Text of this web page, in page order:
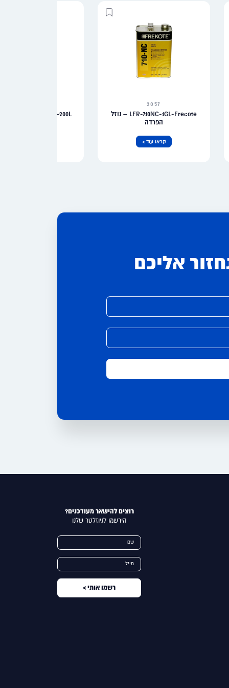
2057
LFR-710NC-1GL-Frecote – נוזל
הפרדה
קראו עוד >
ERC-3146-200L תוסף למזוט כבד
אליכם
רוצים להישאר מעודכנים?
הירשמו לניוזלטר שלנו
שם
מייל
Alternative: